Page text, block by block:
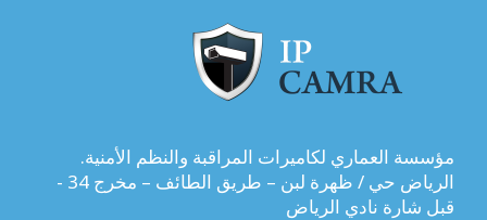
مؤسسة العماري لكاميرات المراقبة والنظم الأمنية.
الرياض حي / ظهرة لبن – طريق الطائف – مخرج 34 -
قبل شارة نادي الرياض